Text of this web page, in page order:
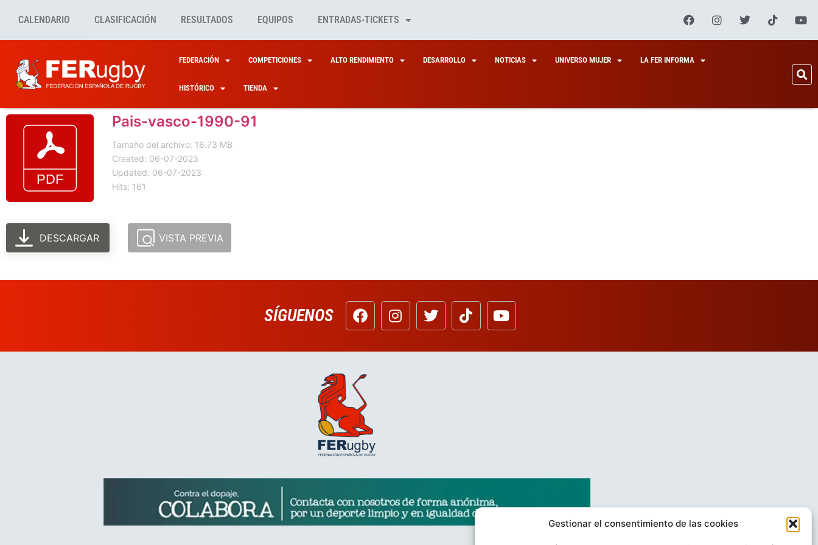
Gestionar el consentimiento de las cookies
CALENDARIO CLASIFICACIÓN RESULTADOS EQUIPOS ENTRADAS-TICKETS
FEDERACIÓN COMPETICIONES ALTO RENDIMIENTO DESARROLLO NOTICIAS UNIVERSO MUJER LA FER INFORMA
HISTÓRICO TIENDA
Pais-vasco-1990-91
Tamaño del archivo: 16.73 MB
Created: 06-07-2023
Updated: 06-07-2023
Hits: 161
DESCARGAR VISTA PREVIA
SÍGUENOS